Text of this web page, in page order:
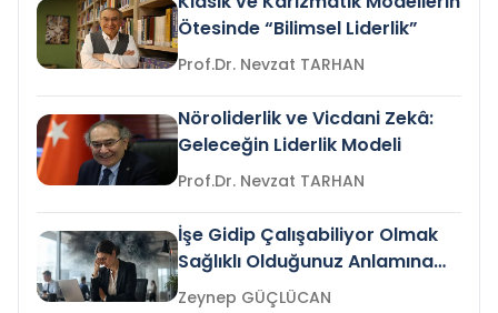
Ötesinde “Bilimsel Liderlik”
Prof.Dr. Nevzat TARHAN
Nöroliderlik ve Vicdani Zekâ:
Geleceğin Liderlik Modeli
Prof.Dr. Nevzat TARHAN
İşe Gidip Çalışabiliyor Olmak
Sağlıklı Olduğunuz Anlamına
Gelir mi?Zeynep GÜÇLÜCAN